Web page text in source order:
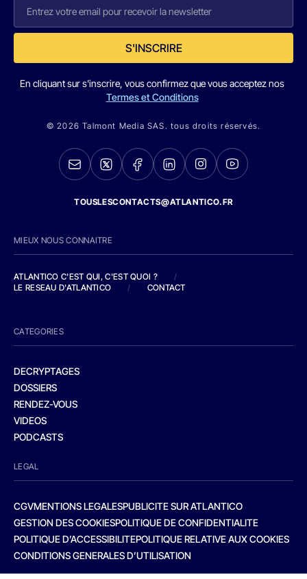
S'INSCRIRE
En cliquant sur s'inscrire, vous confirmez que vous acceptez nos
Termes et Conditions
© 2026 Talmont Media SAS. tous droits réservés.
TOUSLESCONTACTS@ATLANTICO.FR
MIEUX NOUS CONNAITRE
ATLANTICO C'EST QUI, C'EST QUOI ?
/
LE RESEAU D'ATLANTICO
/ CONTACT
CATEGORIES
DECRYPTAGES
DOSSIERS
RENDEZ-VOUS
VIDEOS
PODCASTS
LEGAL
CGVMENTIONS LEGALESPUBLICITE SUR ATLANTICO
GESTION DES COOKIESPOLITIQUE DE CONFIDENTIALITE
POLITIQUE D’ACCESSIBILITEPOLITIQUE RELATIVE AUX COOKIES
CONDITIONS GENERALES D’UTILISATION